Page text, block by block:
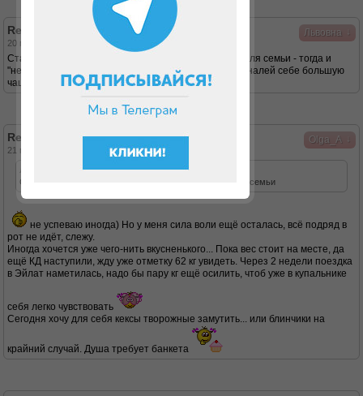
Львовна
Re: Хочу вернуть форму!
20 мар 2014, 19:57
Cтарайся поесть перед тем как браться за готовку для семьи - тогда и
"невольно" ничего не будешь перехватывать, и/или налей себе большую
чашку воды и за нее хватайся.
Olga_A
Re: Хочу вернуть форму!
21 мар 2014, 15:50
Львовна писал(а):
Cтарайся поесть перед тем как браться за готовку для семьи
не успеваю иногда) Но у меня сила воли ещё осталась, всё подряд в
рот не идёт, слежу.
Иногда хочется уже чего-нить вкусненького... Пока вес стоит на месте, да
ещё КД наступили, жду уже отметку 62 кг увидеть. Через 2 недели поездка
в Эйлат наметилась, надо бы пару кг ещё осилить, чтоб уже в купальнике
себя легко чувствовать
Сегодня хочу для себя кексы творожные замутить... или блинчики на
крайний случай. Душа требует банкета